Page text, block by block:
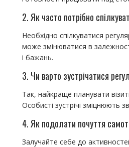
2. Як часто потрібно
Необхідно спілкуватися
може змінюватися в
і бажань.
3. Чи варто зустрічатися
Так, найкраще планувати
Особисті зустрічі зміцнюють
4. Як подолати почуття
Залучайте себе до